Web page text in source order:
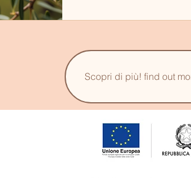
Scopri di più! find out